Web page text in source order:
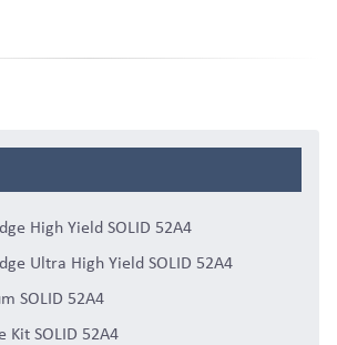
High Yield SOLID 52A4
Ultra High Yield SOLID 52A4
SOLID 52A4
Kit SOLID 52A4